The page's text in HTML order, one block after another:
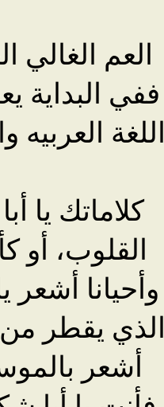
العم
ففي البداية
اللغة
كلاماتك يا
القلوب، أو
وأحيانا
الذي يقطر من
أشعر